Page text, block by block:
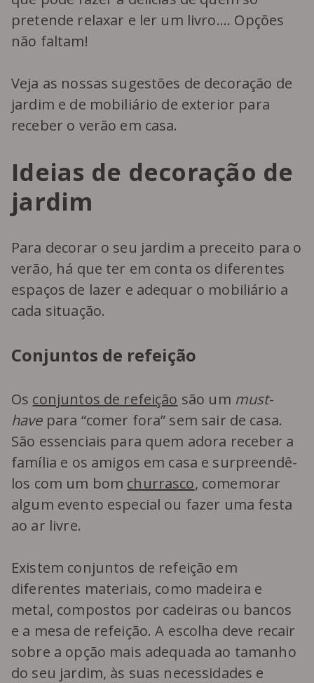
pretende relaxar e ler um livro.... Opções
não faltam!
Veja as nossas sugestões de decoração de
jardim e de mobiliário de exterior para
receber o verão em casa.
Ideias de decoração de
jardim
Para decorar o seu jardim a preceito para o
verão, há que ter em conta os diferentes
espaços de lazer e adequar o mobiliário a
cada situação.
Conjuntos de refeição
Os conjuntos de refeição são um must-
havepara “comer fora” sem sair de casa.
São essenciais para quem adora receber a
família e os amigos em casa e surpreendê-
los com um bom churrasco, comemorar
algum evento especial ou fazer uma festa
ao ar livre.
Existem conjuntos de refeição em
diferentes materiais, como madeira e
metal, compostos por cadeiras ou bancos
e a mesa de refeição. A escolha deve recair
sobre a opção mais adequada ao tamanho
do seu jardim, às suas necessidades e